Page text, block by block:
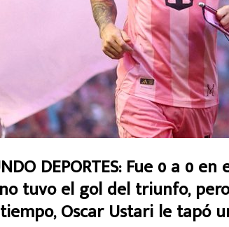
DEPORTES: Fue 0 a 0
tuvo el gol del triunfo,
Oscar Ustari le tapó